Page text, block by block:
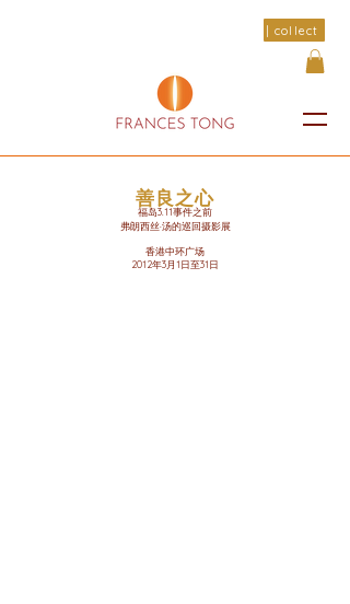
| collect
善良之心
福岛3.11事件之前
弗朗西丝·汤的巡回摄影展
香港中环广场
2012年3月1日至31日